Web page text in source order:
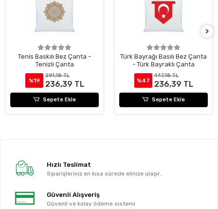
Tenis Baskılı Bez Çanta -
Tenizli Çanta
%19
291,18 TL
236,39 TL
Sepete Ekle
Türk Bayrağı Basılı Bez Çanta
- Türk Bayraklı Çanta
%47
447,18 TL
236,39 TL
Sepete Ekle
Hızlı Teslimat
Siparişleriniz en kısa sürede elinize ulaşır.
Güvenli Alışveriş
Güvenli ve kolay ödeme sistemi